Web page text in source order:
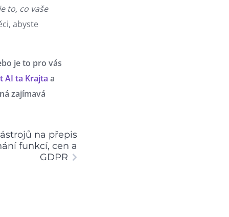
to, co vaše
abyste
je to pro vás
AI ta Krajta a
zajímavá
na přepis
funkcí, cen a
GDPR